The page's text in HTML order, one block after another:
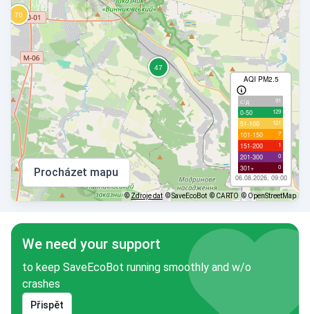
AQI PM2.5
с/д 91
0-50 129
51-100 121
101-150 7
151-200 1
201-300 0
301+ 0
06.08.2026, 09:00
Procházet mapu
© Zdroje dat © SaveEcoBot © CARTO © OpenStreetMap
We need your support
to keep SaveEcoBot running smoothly and w/o
crashes
Přispět